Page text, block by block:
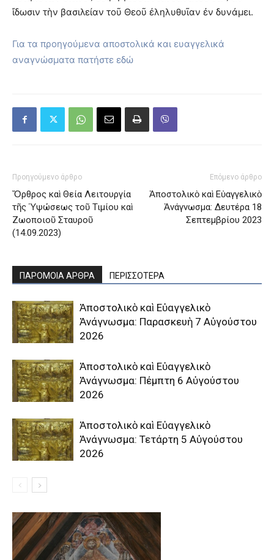
ἴδωσιν τὴν βασιλείαν τοῦ Θεοῦ ἐληλυθυῖαν ἐν δυνάμει.
Για τα προηγούμενα αποστολικά και ευαγγελικά
αναγνώσματα πατήστε εδώ
Προηγούμενο άρθρο
Ὄρθρος καὶ Θεία Λειτουργία
τῆς Ὑψώσεως τοῦ Τιμίου καὶ
Ζωοποιοῦ Σταυροῦ
(14.09.2023)
Επόμενο άρθρο
Ἀποστολικὸ καὶ Εὐαγγελικὸ
Ἀνάγνωσμα: Δευτέρα 18
Σεπτεμβρίου 2023
ΠΑΡΟΜΟΙΑ ΑΡΘΡΑ ΠΕΡΙΣΣΟΤΕΡΑ
Ἀποστολικὸ καὶ Εὐαγγελικὸ
Ἀνάγνωσμα: Παρασκευὴ 7 Αὐγούστου
2026
Ἀποστολικὸ καὶ Εὐαγγελικὸ
Ἀνάγνωσμα: Πέμπτη 6 Αὐγούστου
2026
Ἀποστολικὸ καὶ Εὐαγγελικὸ
Ἀνάγνωσμα: Τετάρτη 5 Αὐγούστου
2026